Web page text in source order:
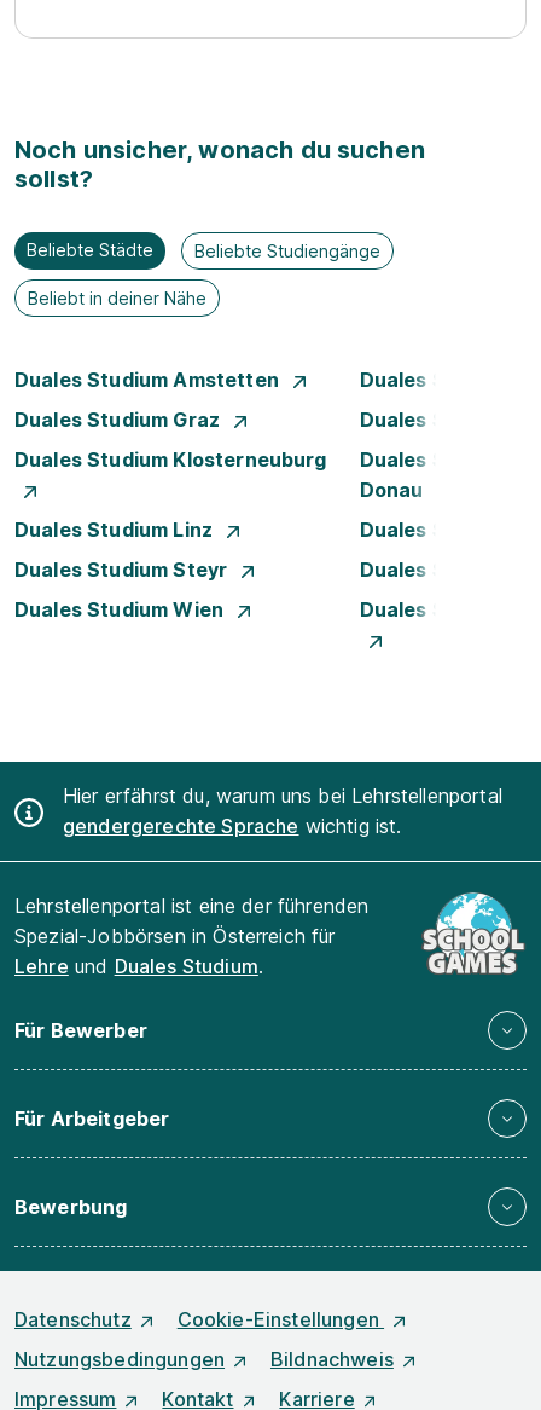
Noch unsicher, wonach du suchen
sollst?
Beliebte Städte Beliebte Studiengänge
Beliebt in deiner Nähe
Duales Studium Amstetten
Duales Studium
Duales Studium Graz
Duales Studium
Duales Studium Klosterneuburg
Duales Studium
Donau
Duales Studium Linz
Duales Studium
Duales Studium Steyr
Duales Studium
Duales Studium Wien
Duales Studium
Hier erfährst du, warum uns bei Lehrstellenportal
gendergerechte Sprache wichtig ist.
Lehrstellenportal ist eine der führenden
Spezial-Jobbörsen in Österreich für
Lehre und Duales Studium.
Für Bewerber
Für Arbeitgeber
Bewerbung
Datenschutz
Cookie-Einstellungen
Nutzungsbedingungen
Bildnachweis
Impressum
Kontakt Karriere